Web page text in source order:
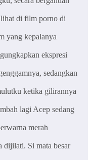
di film porno di
yang kepalanya
ekspresi
sedangkan
ketika gilirannya
lagi Acep sedang
merah
dijilati. Si mata besar